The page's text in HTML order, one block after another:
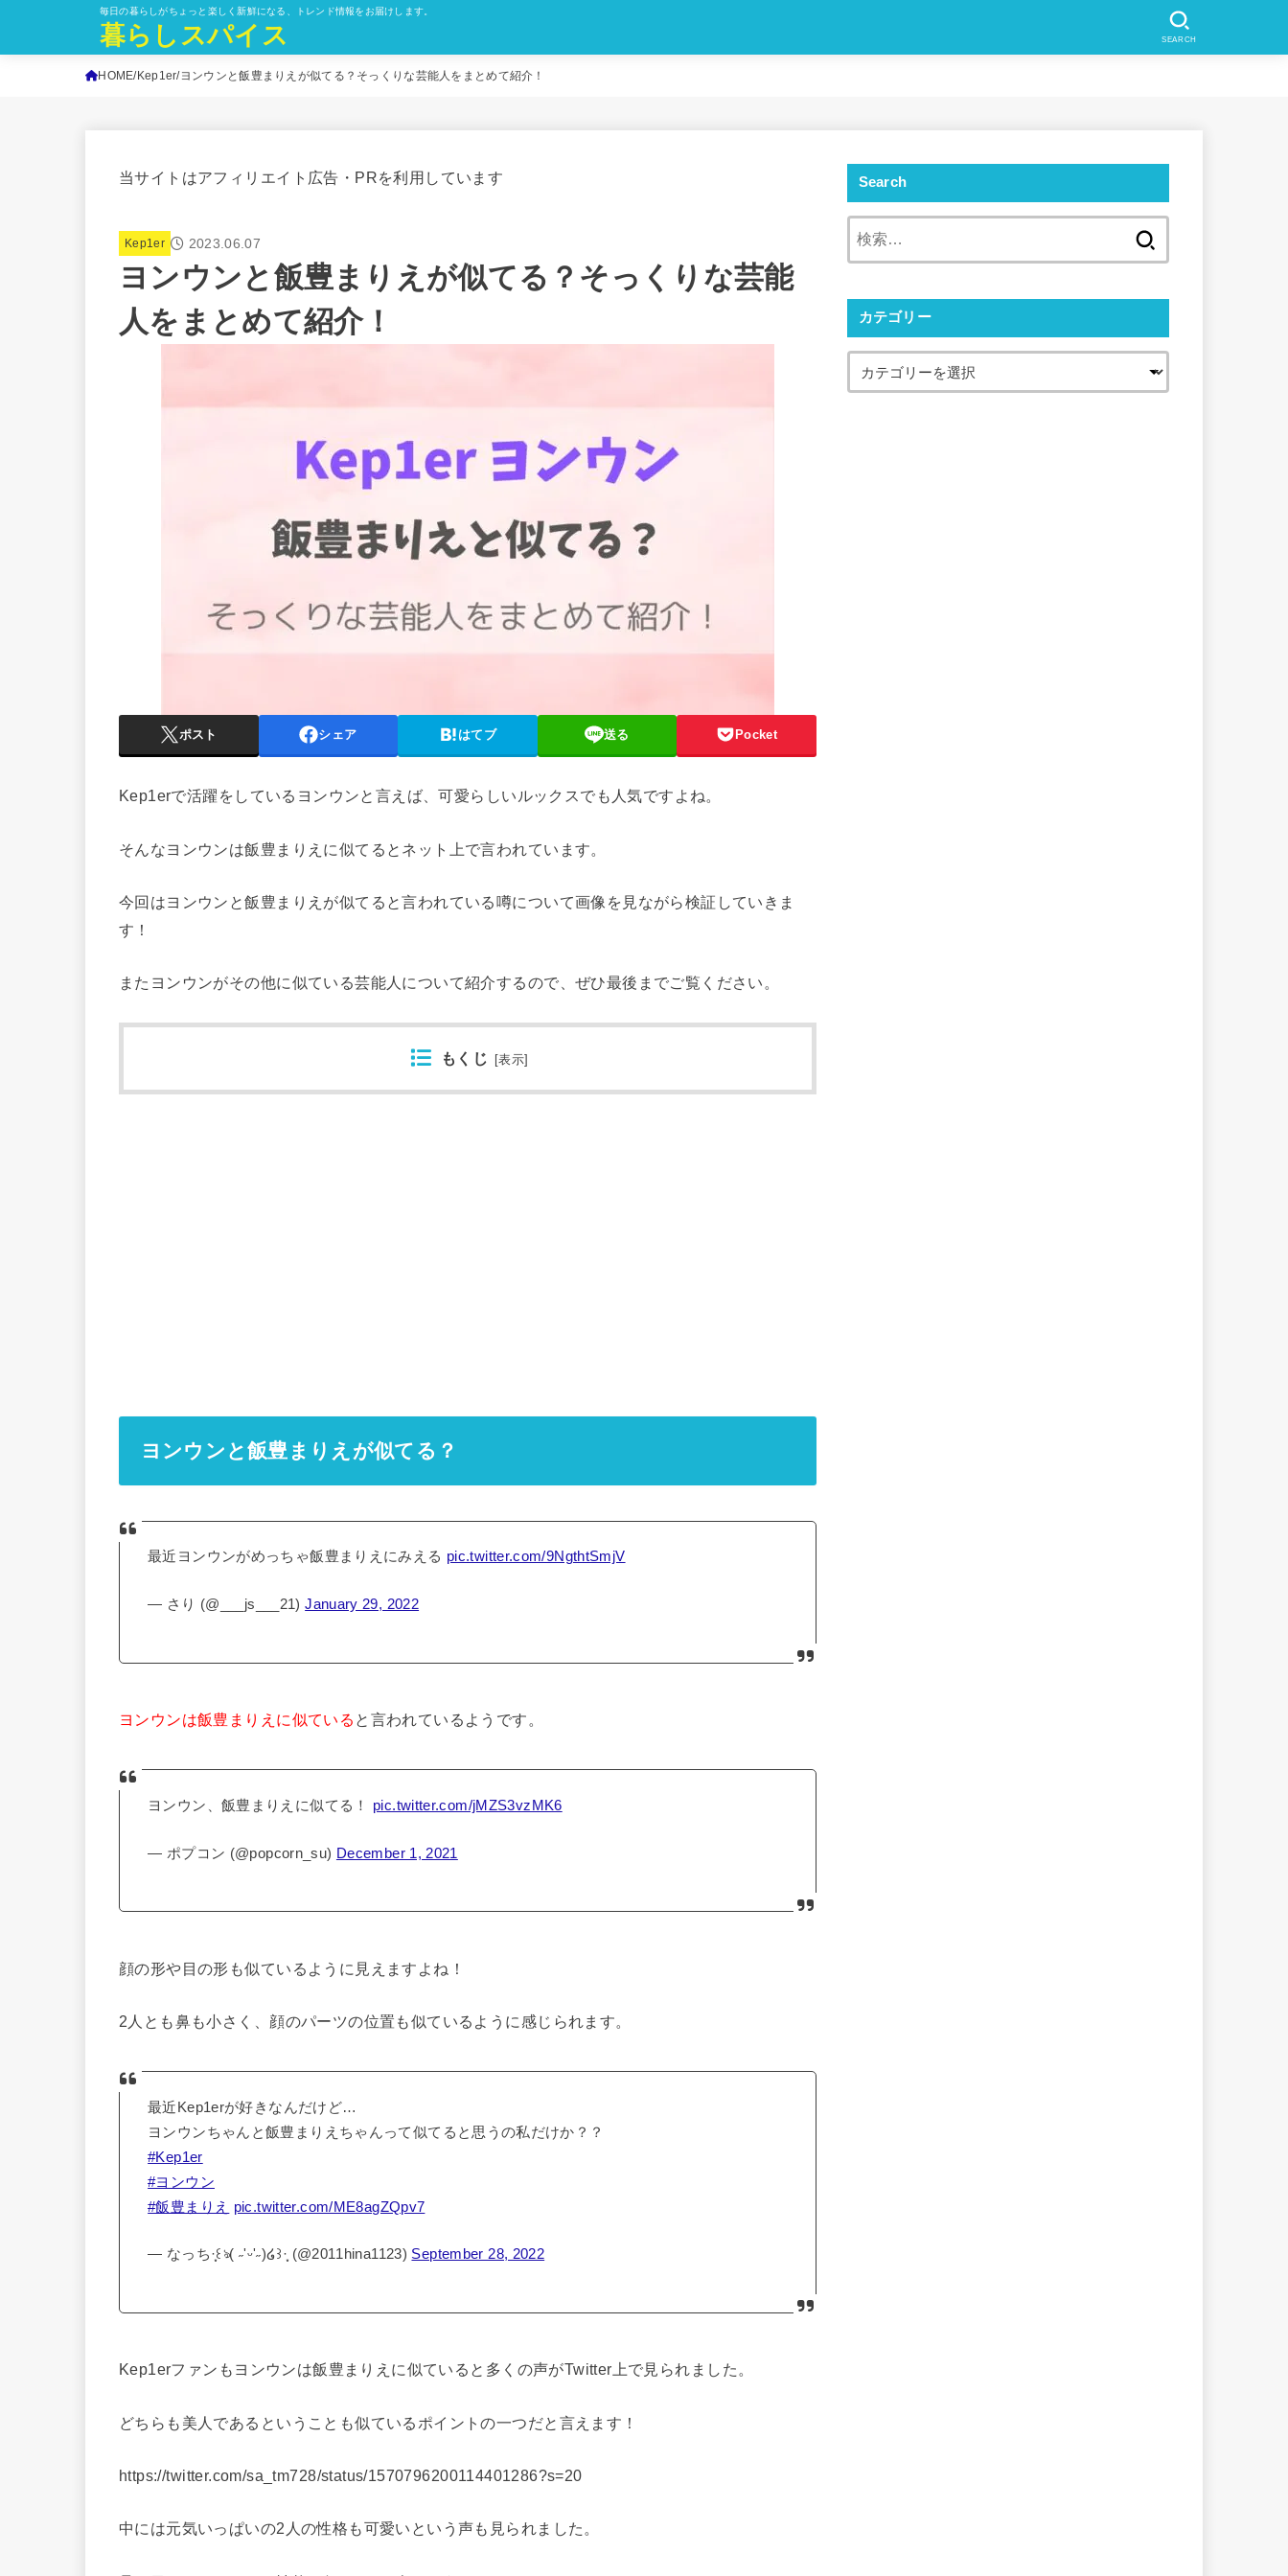
毎日の暮らしがちょっと楽しく新鮮になる、トレンド情報をお届けします。
暮らしスパイス SEARCH
HOME Kep1er ヨンウンと飯豊まりえが似てる？そっくりな芸能人をまとめて紹介！
当サイトはアフィリエイト広告・PRを利用しています
Kep1er 2023.06.07
ヨンウンと飯豊まりえが似てる？そっくりな芸能
人をまとめて紹介！
ポスト シェア はてブ 送る Pocket
Kep1erで活躍をしているヨンウンと言えば、可愛らしいルックスでも人気ですよね。
そんなヨンウンは飯豊まりえに似てるとネット上で言われています。
今回はヨンウンと飯豊まりえが似てると言われている噂について画像を見ながら検証していきま
す！
またヨンウンがその他に似ている芸能人について紹介するので、ぜひ最後までご覧ください。
もくじ [表示]
ヨンウンと飯豊まりえが似てる？
最近ヨンウンがめっちゃ飯豊まりえにみえる pic.twitter.com/9NgthtSmjV
— さり (@___js___21)January 29, 2022
ヨンウンは飯豊まりえに似ている と言われているようです。
ヨンウン、飯豊まりえに似てる！ pic.twitter.com/jMZS3vzMK6
— ポプコン (@popcorn_su) December 1, 2021
顔の形や目の形も似ているように見えますよね！
2人とも鼻も小さく、顔のパーツの位置も似ているように感じられます。
最近Kep1erが好きなんだけど…
ヨンウンちゃんと飯豊まりえちゃんって似てると思うの私だけか？？
#Kep1er
#ヨンウン
#飯豊まりえ
pic.twitter.com/ME8agZQpv7
— なっち·̩͙꒰ঌ( ˶'ᵕ'˶)໒꒱·̩͙ (@2011hina1123) September 28, 2022
Kep1erファンもヨンウンは飯豊まりえに似ていると多くの声がTwitter上で見られました。
どちらも美人であるということも似ているポイントの一つだと言えます！
https://twitter.com/sa_tm728/status/1570796200114401286?s=20
中には元気いっぱいの2人の性格も可愛いという声も見られました。
Search
カテゴリー